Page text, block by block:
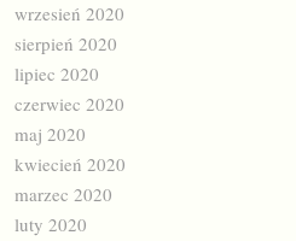
wrzesień 2020
sierpień 2020
lipiec 2020
czerwiec 2020
maj 2020
kwiecień 2020
marzec 2020
luty 2020